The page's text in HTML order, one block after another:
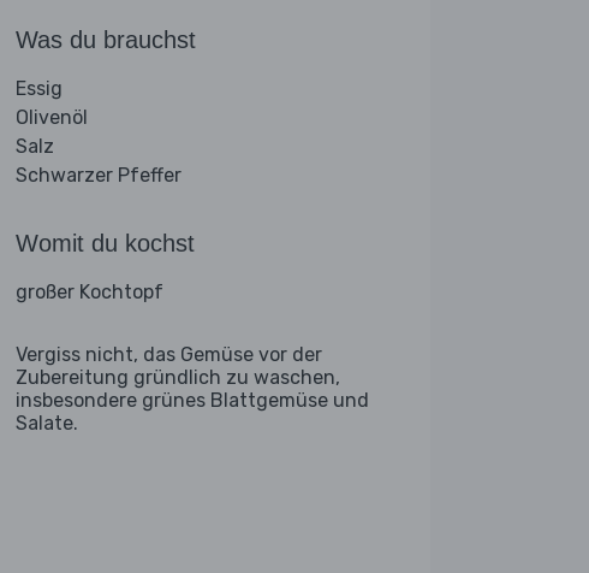
Was du brauchst
Essig
Olivenöl
Salz
Schwarzer Pfeffer
Womit du kochst
großer Kochtopf
Vergiss nicht, das Gemüse vor der
Zubereitung gründlich zu waschen,
insbesondere grünes Blattgemüse und
Salate.